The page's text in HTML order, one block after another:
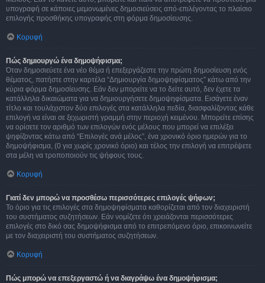
υπογραφή σε κάποιες μεμονωμένες δημοσιεύσεις από-επιλέγοντας το πλαίσιο
επιλογής προσθήκης υπογραφής στη φόρμα δημοσίευσης.
Κορυφή
Πώς δημιουργώ ένα δημοψήφισμα;
Όταν δημοσιεύετε ένα νέο θέμα ή επεξεργάζεστε την πρώτη δημοσίευση ενός
θέματος, πατήστε στην καρτέλα “Δημιουργία δημοψηφίσματος” κάτω από την
κύρια φόρμα δημοσίευσης. Εάν δεν μπορείτε να το δείτε αυτό, δεν έχετε τα
κατάλληλα δικαιώματα για να δημιουργήσετε δημοψηφίσματα. Εισάγετε έναν
τίτλο και τουλάχιστον δύο επιλογές στα κατάλληλα πεδία, διασφαλίζοντας κάθε
επιλογή να είναι σε ξεχωριστή γραμμή στην περιοχή κειμένου. Μπορείτε επίσης
να ορίσετε τον αριθμό των επιλογών ενός μέλους που μπορεί να επιλέξει
ψηφίζοντας κάτω από “Επιλογές ανά μέλος”, ένα χρονικό όριο ημερών για το
δημοψήφισμα, (0 για χωρίς χρονικό όριο) και τέλος την επιλογή να επιτρέψετε
στα μέλη να τροποποιούν τις ψήφους τους.
Κορυφή
Γιατί δεν μπορώ να προσθέσω περισσότερες επιλογές ψήφων;
Το όριο για τις επιλογές στα δημοψηφίσματα καθορίζεται από τον διαχειριστή
του συστήματος συζητήσεων. Εάν νομίζετε ότι χρειάζονται περισσότερες
επιλογές στο δικό σας δημοψήφισμα από το επιτρεπόμενο όριο, επικοινωνείτε
με τον διαχειριστή του συστήματος συζητήσεων.
Κορυφή
Πώς μπορώ να επεξεργαστώ ή να διαγράψω ένα δημοψήφισμα;